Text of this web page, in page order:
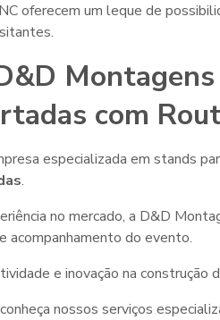
oferecem um leque de
com
especializada em stands
.
no mercado, a D&D
do evento.
e inovação na
nossos serviços